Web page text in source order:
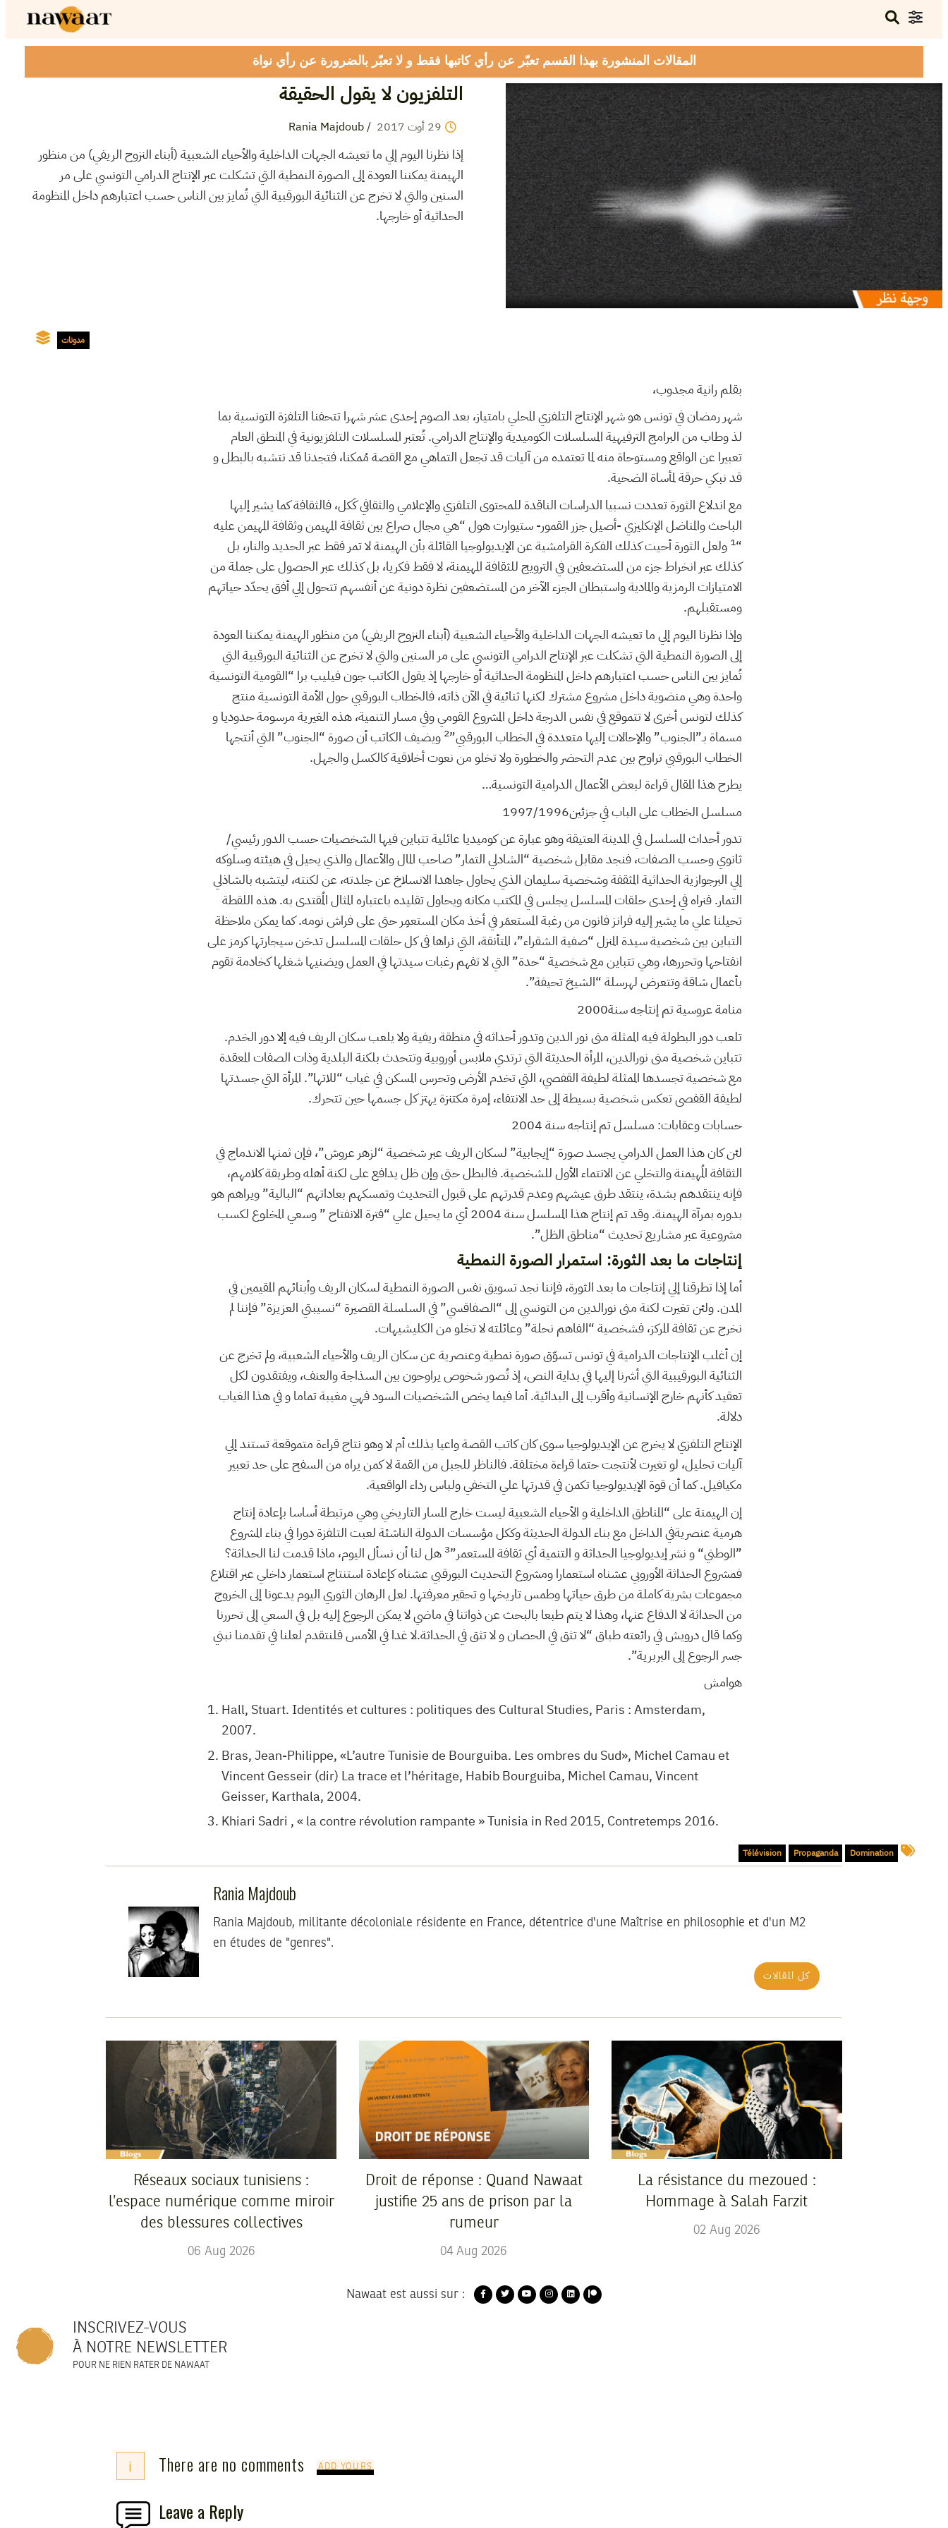
المقالات المنشورة بهذا القسم تعبّر عن رأي كاتبها فقط و لا تعبّر بالضرورة عن رأي نواة
التلفزيون لا يقول الحقيقة
29 أوت 2017
/
Rania Majdoub
إذا نظرنا اليوم إلي ما تعيشه الجهات الداخلية والأحياء الشعبية (أبناء النزوح الريفي) من منظور
الهيمنة يمكننا العودة إلى الصورة النمطية التي تشكلت عبر الإنتاج الدرامي التونسي على مر
السنين والتي لا تخرج عن الثنائية البورقبية التي تُمايز بين الناس حسب اعتبارهم داخل المنظومة
الحداثية أو خارجها.
مدونات
بقلم رانية مجدوب،
شهر رمضان في تونس هو شهر الإنتاج التلفزي المحلي بامتياز، بعد الصوم إحدى عشر شهرا تتحفنا التلفزة التونسية بما
لذ وطاب من البرامج الترفيهية المسلسلات الكوميدية والإنتاج الدرامي. تُعتبر المسلسلات التلفزيونية في المنطق العام
تعبيرا عن الواقع ومستوحاة منه لما تعتمده من آليات قد تجعل التماهي مع القصة مُمكنا، فتجدنا قد نتشبه بالبطل و
قد نبكي حرقة لمأساة الضحية.
مع اندلاع الثورة تعددت نسبيا الدراسات الناقدة للمحتوى التلفزي والإعلامي والثقافي كَكل، فالثقافة كما يشير إليها
الباحث والمناضل الإنكليزي -أصيل جزر القمور- ستيوارت هول “هي مجال صراع بين ثقافة المهيمن وثقافة المهيمن عليه
“
1 ولعل الثورة أحيت كذلك الفكرة القرامشية عن الإيديولوجيا القائلة بأن الهيمنة لا تمر فقط عبر الحديد والنار، بل
كذلك عبر انخراط جزء من المستضعفين في الترويج للثقافة المهيمنة، لا فقط فكريا، بل كذلك عبر الحصول على جملة من
الامتيازات الرمزية والمادية واستبطان الجزء الآخر من المستضعفين نظرة دونية عن أنفسهم تتحول إلي أفق يحدّد حياتهم
ومستقبلهم.
وإذا نظرنا اليوم إلي ما تعيشه الجهات الداخلية والأحياء الشعبية (أبناء النزوح الريفي) من منظور الهيمنة يمكننا العودة
إلى الصورة النمطية التي تشكلت عبر الإنتاج الدرامي التونسي على مر السنين والتي لا تخرج عن الثنائية البورقبية التي
تُمايز بين الناس حسب اعتبارهم داخل المنظومة الحداثية أو خارجها إذ يقول الكاتب جون فيليب برا “القومية التونسية
واحدة وهي منضوية داخل مشروع مشترك لكنها ثنائية في الآن ذاته، فالخطاب البورقبي حول الأمة التونسية منتج
كذلك لتونس أخرى لا تتموقع في نفس الدرجة داخل المشروع القومي وفي مسار التنمية، هذه الغيرية مرسومة حدوديا و
مسماة بـ”الجنوب” والإحالات إليها متعددة في الخطاب البورقبي”2 ويضيف الكاتب أن صورة “الجنوب” التي أنتجها
الخطاب البورقبي تراوح بين عدم التحضر والخطورة ولا تخلو من نعوت أخلاقية كالكسل والجهل.
يطرح هذا المقال قراءة لبعض الأعمال الدرامية التونسية…
مسلسل الخطاب على الباب في جزئين1997/1996
تدور أحداث المسلسل في المدينة العتيقة وهو عبارة عن كوميديا عائلية تتباين فيها الشخصيات حسب الدور رئيسي/
ثانوي وحسب الصفات، فنجد مقابل شخصية “الشادلي التمار” صاحب المال والأعمال والذي يحيل في هيئته وسلوكه
إلي البرجوازية الحداثية المثقفة وشخصية سليمان الذي يحاول جاهدا الانسلاخ عن جلدته، عن لكنته، ليتشبه بالشاذلي
التمار. فنراه في إحدى حلقات المسلسل يجلس في المكتب مكانه ويحاول تقليده باعتباره المثال المُقتدى به. هذه اللقطة
تحيلنا علي ما يشير إليه فرانز فانون من رغبة المستعمَر في أخذ مكان المستعمِر حتى على فراش نومه. كما يمكن ملاحظة
التباين بين شخصية سيدة المنزل “صفية الشقراء”، المتأنقة، التي نراها فى كل حلقات المسلسل تدخن سيجارتها كرمز على
انفتاحها وتحررها، وهي تتباين مع شخصية “حدة” التي لا تفهم رغبات سيدتها في العمل ويضنيها شغلها كخادمة تقوم
بأعمال شاقة وتتعرض لهرسلة “الشيخ تحيفة”.
منامة عروسية تم إنتاجه سنة2000
تلعب دور البطولة فيه الممثلة منى نور الدين وتدور أحداثه في منطقة ريفية ولا يلعب سكان الريف فيه إلا دور الخدم.
تتباين شخصية منى نورالدين، المرأة الحديثة التي ترتدي ملابس أوروبية وتتحدث بلكنة البلدية وذات الصفات المعقدة
مع شخصية تجسدها الممثلة لطيفة القفصي، التي تخدم الأرض وتحرس المسكن في غياب “للاتها”. المرأة التي جسدتها
لطيفة القفصى تعكس شخصية بسيطة إلى حد الانتفاء، إمرة مكتنزة يهتز كل جسمها حين تتحرك.
حسابات وعقابات: مسلسل تم إنتاجه سنة 2004
لئن كان هذا العمل الدرامي يجسد صورة “إيجابية” لسكان الريف عبر شخصية “لزهر عروش”، فإن ثمنها الاندماج في
الثقافة المُهيمنة والتخلي عن الانتماء الأول للشخصية. فالبطل حتى وإن ظل يدافع على لكنة أهله وطريقة كلامهم،
فإنه ينتقدهم بشدة، ينتقد طرق عيشهم وعدم قدرتهم على قبول التحديث وتمسكهم بعاداتهم “البالية” ويراهم هو
بدوره بمرآة الهيمنة. وقد تم إنتاج هذا المسلسل سنة 2004 أي ما يحيل علي “فترة الانفتاح ” وسعي المخلوع لكسب
مشروعية عبر مشاريع تحديث “مناطق الظل”.
إنتاجات ما بعد الثورة: استمرار الصورة النمطية
أما إذا تطرقنا إلي إنتاجات ما بعد الثورة، فإننا نجد تسويق نفس الصورة النمطية لسكان الريف وأبنائهم المقيمين في
المدن. ولئن تغيرت لكنة منى نورالدين من التونسي إلى “الصفاقسي” في السلسلة القصيرة “نسيبتي العزيزة” فإننا لم
نخرج عن ثقافة المركز، فشخصية “الفاهم نحلة” وعائلته لا تخلو من الكليشيهات.
إن أغلب الإنتاجات الدرامية في تونس تسوّق صورة نمطية وعنصرية عن سكان الريف والأحياء الشعبية، ولم تخرج عن
الثنائية البورقيبية التي أشرنا إليها في بداية النص، إذ تُصور شخوص يراوحون بين السذاجة والعنف، ويفتقدون لكل
تعقيد كأنهم خارج الإنسانية وأقرب إلى البدائية. أما فيما يخص الشخصيات السود فهي مغيبة تماما و في هذا الغياب
دلالة.
الإنتاج التلفزي لا يخرج عن الإيديولوجيا سوى كان كاتب القصة واعيا بذلك أم لا وهو نتاج قراءة متموقعة تستند إلي
آليات تحليل، لو تغيرت لأنتجت حتما قراءة مختلفة. فالناظر للجبل من القمة لا كمن يراه من السفح على حد تعبير
مكيافيل. كما أن قوة الإيديولوجيا تكمن في قدرتها علي التخفي ولباس رداء الواقعية.
إن الهيمنة على “المناطق الداخلية و الأحياء الشعبية ليست خارج المسار التاريخي وهي مرتبطة أساسا بإعادة إنتاج
هرمية عنصريةفي الداخل مع بناء الدولة الحديثة وككل مؤسسات الدولة الناشئة لعبت التلفزة دورا في بناء المشروع
”الوطني“ و نشر إيديولوجيا الحداثة و التنمية أي ثقافة المستعمر”3 هل لنا أن نسأل اليوم، ماذا قدمت لنا الحداثة؟
فمشروع الحداثة الأوروبي عشناه استعمارا ومشروع التحديث البورقبي عشناه كإعادة استنتاج استعمار داخلي عبر اقتلاع
مجموعات بشرية كاملة من طرق حياتها وطمس تاريخها و تحقير معرفتها. لعل الرهان الثوري اليوم يدعونا إلى الخروج
من الحداثة لا الدفاع عنها، وهذا لا يتم طبعا بالبحث عن ذواتنا في ماضي لا يمكن الرجوع إليه بل في السعي إلى تحررنا
وكما قال درويش في رائعته طباق “لا تثق في الحصان و لا تثق في الحداثة.لا غدا في الأمس فلنتقدم لعلنا في تقدمنا نبني
جسر الرجوع إلى البربرية”.
هوامش
Hall, Stuart. Identités et cultures : politiques des Cultural Studies, Paris : Amsterdam,
2007.
Bras, Jean-Philippe, «L’autre Tunisie de Bourguiba. Les ombres du Sud», Michel Camau et
Vincent Gesseir (dir) La trace et l’héritage, Habib Bourguiba, Michel Camau, Vincent
Geisser, Karthala, 2004.
Khiari Sadri , « la contre révolution rampante » Tunisia in Red 2015, Contretemps 2016.
Domination
Propaganda
Télévision
Rania Majdoub
Rania Majdoub, militante décoloniale résidente en France, détentrice d'une Maîtrise en philosophie et d'un M2
en études de "genres".
كل المقالات
Réseaux sociaux tunisiens :
l’espace numérique comme miroir
des blessures collectives
06 Aug 2026
Droit de réponse : Quand Nawaat
justifie 25 ans de prison par la
rumeur
04 Aug 2026
La résistance du mezoued :
Hommage à Salah Farzit
02 Aug 2026
Nawaat est aussi sur :
INSCRIVEZ-VOUS
À NOTRE NEWSLETTER
POUR NE RIEN RATER DE NAWAAT
i There are no comments ADD YOURS
Leave a Reply